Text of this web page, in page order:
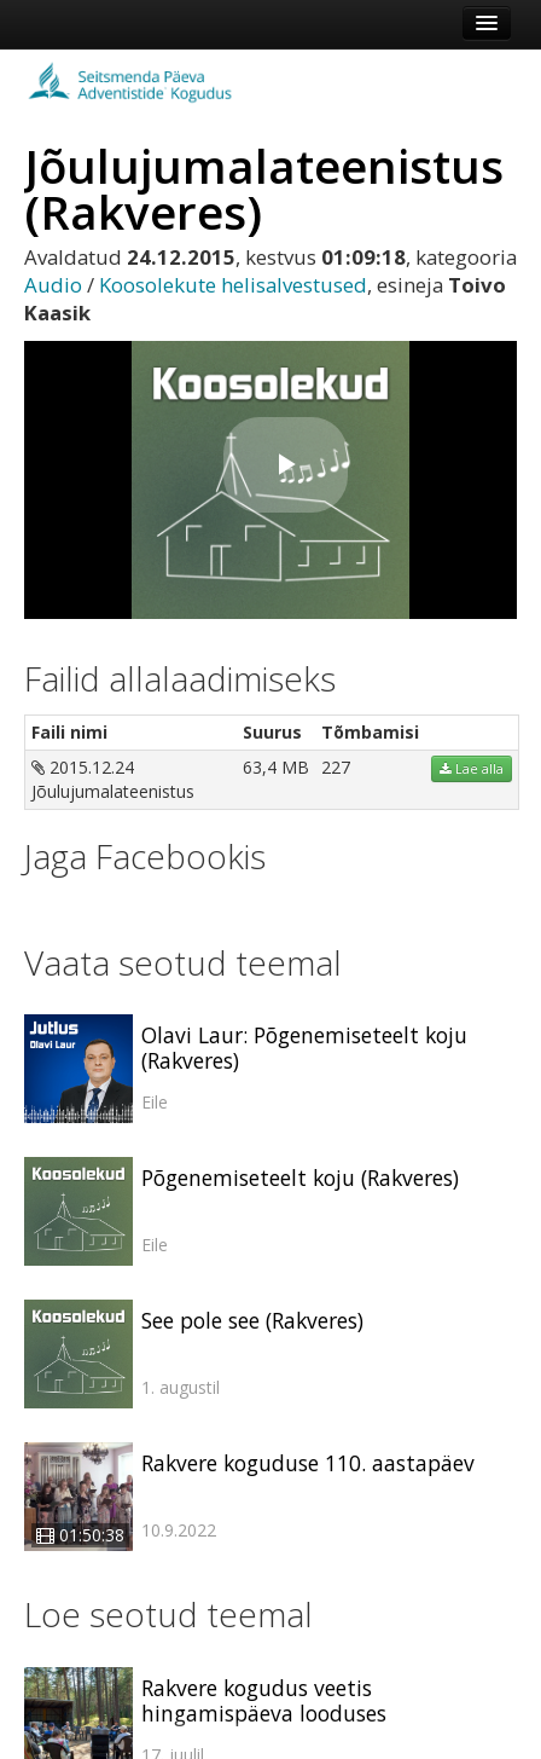
Koduleht
Vaata veel
Logi sisse või registreeru
Jõulujumalateenistus
(Rakveres)
Avaldatud 24.12.2015, kestvus 01:09:18, kategooria
Audio / Koosolekute helisalvestused, esineja Toivo
Kaasik
Play
Video
Failid allalaadimiseks
Faili nimi Suurus
Tõmbamisi
2015.12.24
Jõulujumalateenistus
63,4 MB 227 Lae alla
Jaga Facebookis
Vaata seotud teemal
Olavi Laur: Põgenemiseteelt koju
(Rakveres)
Eile
Põgenemiseteelt koju (Rakveres)
Eile
See pole see (Rakveres)
1. augustil
01:50:38
Rakvere koguduse 110. aastapäev
10.9.2022
Loe seotud teemal
Rakvere kogudus veetis
hingamispäeva looduses